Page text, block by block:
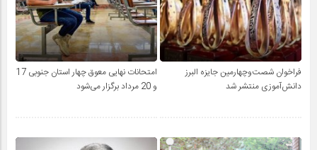
فراخوان شصت‌وچهارمین جایزه البرز
دانش‌آموزی منتشر شد
امتحانات نهایی معوق چهار استان جنوبی 17
و 20 مرداد برگزار می‌شود